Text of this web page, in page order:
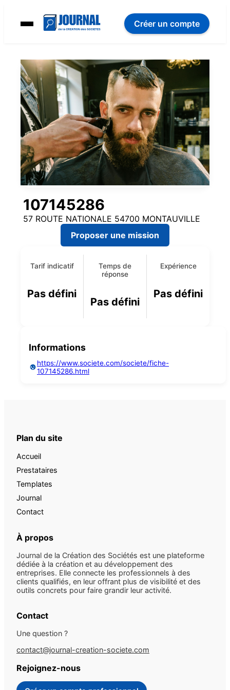
Créer un compte
107145286
57 ROUTE NATIONALE 54700 MONTAUVILLE
Proposer une mission
Tarif indicatif
Pas défini
Temps de
réponse
Pas défini
Expérience
Pas défini
Informations
https://www.societe.com/societe/fiche-
107145286.html
Plan du site
Accueil
Prestataires
Templates
Journal
Contact
À propos
Journal de la Création des Sociétés est une plateforme
dédiée à la création et au développement des
entreprises. Elle connecte les professionnels à des
clients qualifiés, en leur offrant plus de visibilité et des
outils concrets pour faire grandir leur activité.
Contact
Une question ?
contact@journal-creation-societe.com
Rejoignez-nous